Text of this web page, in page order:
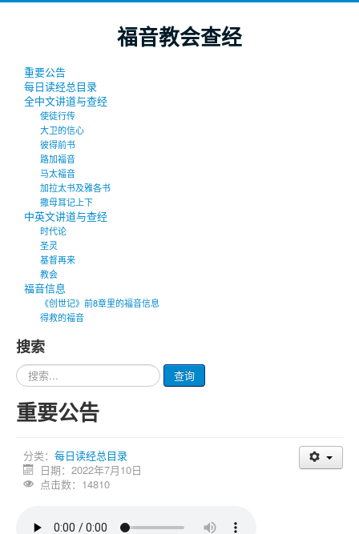
福音教会查经
重要公告
每日读经总目录
全中文讲道与查经
使徒行传
大卫的信心
彼得前书
路加福音
马太福音
加拉太书及雅各书
撒母耳记上下
中英文讲道与查经
时代论
圣灵
基督再来
教会
福音信息
《创世记》前8章里的福音信息
得救的福音
搜索
请
输
入
要
的
内
容
查询
重要公告
分类： 每日读经总目录
日期：2022年7月10日
点击数：14810